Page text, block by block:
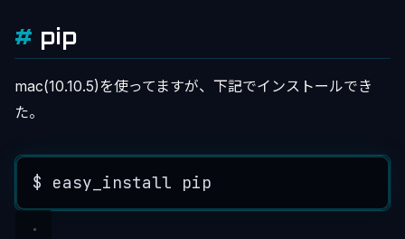
pip
mac(10.10.5)を使ってますが、下記でインストールでき
た。
$ easy_install pip